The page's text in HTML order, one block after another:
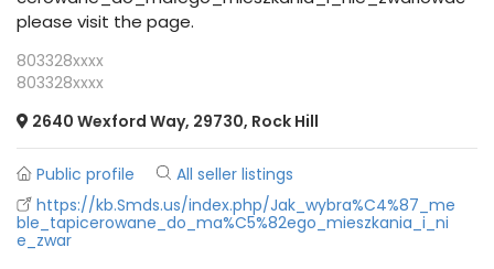
please visit the page.
803328xxxx
803328xxxx
2640 Wexford Way, 29730, Rock Hill
Public profile
All seller listings
https://kb.Smds.us/index.php/Jak_wybra%C4%87_me
ble_tapicerowane_do_ma%C5%82ego_mieszkania_i_ni
e_zwar